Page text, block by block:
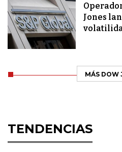
Jones
MÁS DOW
TENDENCIAS